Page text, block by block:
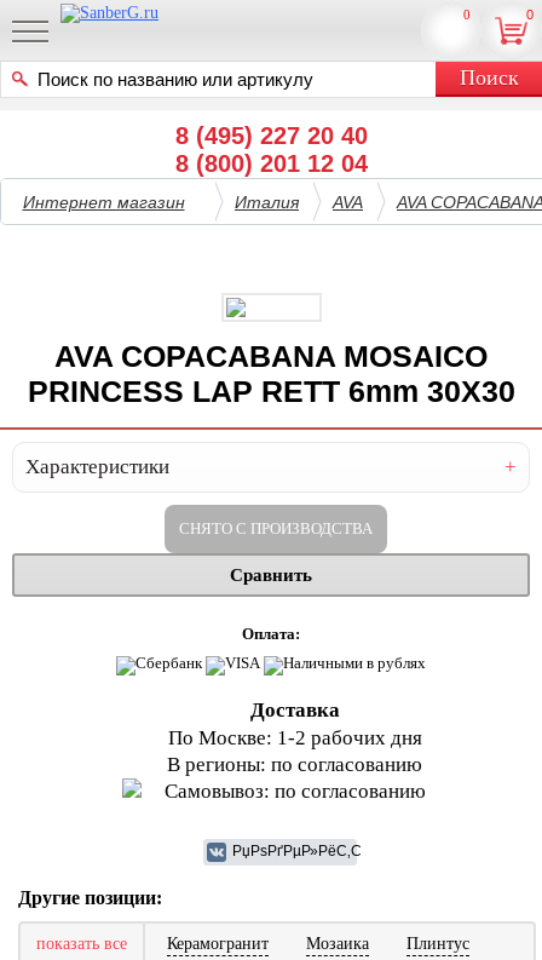
8 (495) 227 20 40
8 (800) 201 12 04
0
0
Интернет магазин Италия AVA AVA
AVA COPACABANA MOSAICO
PRINCESS LAP RETT 6mm 30X30
Характеристики
СНЯТО С ПРОИЗВОДСТВА
Сравнить
Оплата:
Доставка
По Москве: 1-2 рабочих дня
В регионы: по согласованию
Самовывоз: по согласованию
Другие позиции:
показать все Керамогранит Мозаика Плинтус